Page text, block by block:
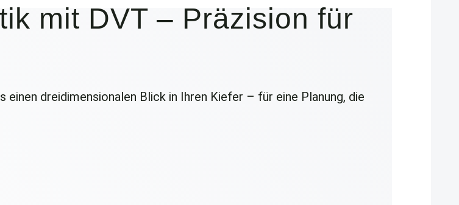
mit DVT – Präzision für
dreidimensionalen Blick in Ihren Kiefer – für eine Planung, die